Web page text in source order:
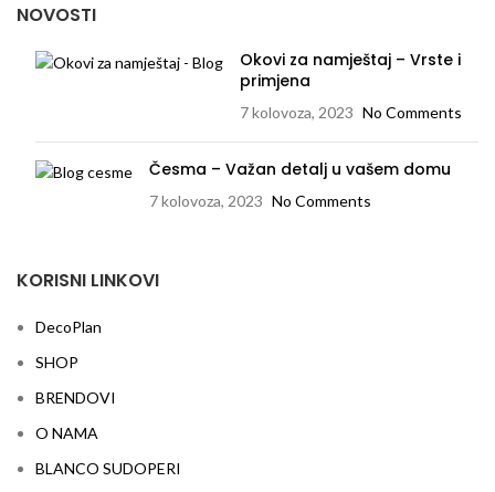
NOVOSTI
Okovi za namještaj – Vrste i
primjena
7 kolovoza, 2023 No Comments
Česma – Važan detalj u vašem domu
7 kolovoza, 2023 No Comments
KORISNI LINKOVI
DecoPlan
SHOP
BRENDOVI
O NAMA
BLANCO SUDOPERI